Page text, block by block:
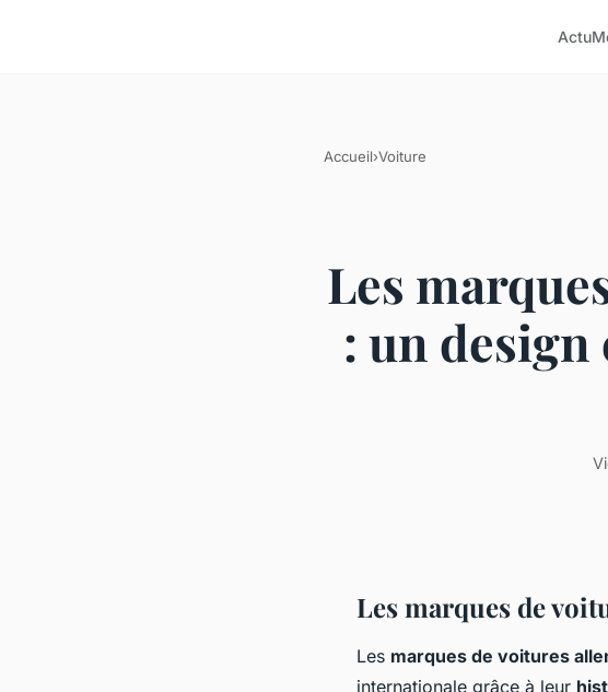
Actu
Accueil›Voiture
Les
: un
Les marques de
Les marques de voitures
internationale grâce à leur